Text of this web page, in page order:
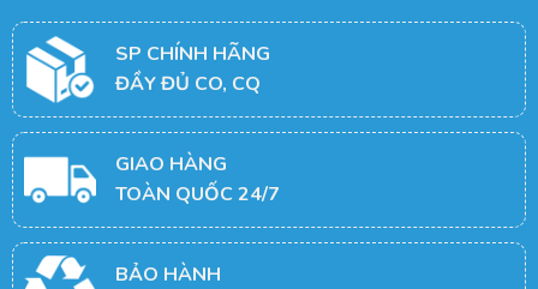
SP CHÍNH HÃNG
ĐẦY ĐỦ CO, CQ
GIAO HÀNG
TOÀN QUỐC 24/7
BẢO HÀNH